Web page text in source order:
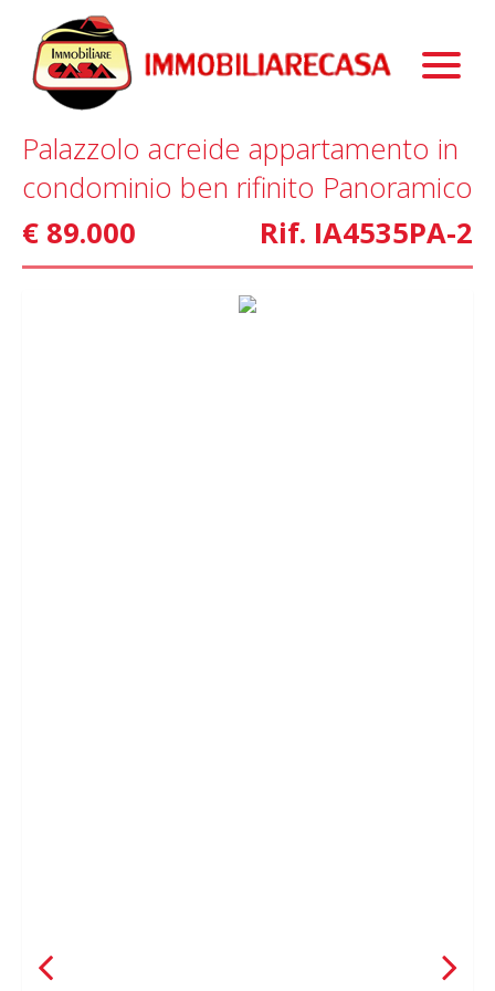
Immobili
Immobili In Vendita
Immobili In Affitto
Immobili Commerciali
Chi Siamo
La Nostra Storia
Staff
Servizi
Mutui
Blog
Palazzolo acreide appartamento in
condominio ben rifinito Panoramico
€ 89.000
Rif. IA4535PA-2